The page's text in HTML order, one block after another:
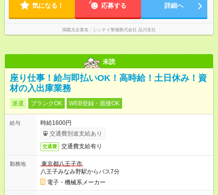
気になる！ 応募する 詳細へ
掲載元企業名 シンテイ警備株式会社 品川支社
未読
座り仕事！給与即払いOK！高時給！土日休み！資
材の入出庫業務
派遣 ブランクOK WEB登録・面接OK
給与
時給1600円
交通費別途支給あり
交通費 交通費支給有り
勤務地
東京都八王子市
八王子みなみ野駅からバス7分
電子・機械系メーカー